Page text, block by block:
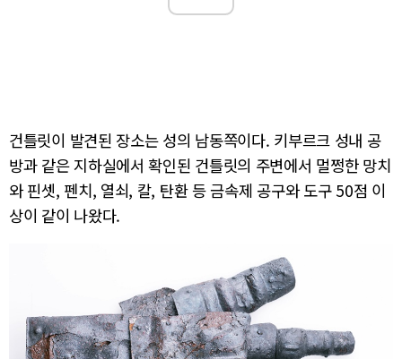
건틀릿이 발견된 장소는 성의 남동쪽이다. 키부르크 성내 공
방과 같은 지하실에서 확인된 건틀릿의 주변에서 멀쩡한 망치
와 핀셋, 펜치, 열쇠, 칼, 탄환 등 금속제 공구와 도구 50점 이
상이 같이 나왔다.